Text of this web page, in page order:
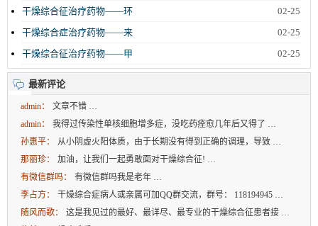
干燥综合征治疗药物——环
02-25
干燥综合症治疗药物——来
02-25
干燥综合征治疗药物——甲
02-25
最新评论
admin：
文章不错 …
admin：
我得过传染性单核细胞增多症，没吃药痊愈几年后又得了 …
孙惠平：
从小阴虚火阳体质，由于长期没有得到正确的调理，导致 …
那丽珍：
加油，让我们一起勇敢面对干燥综合征! …
有微信群吗：
有微信群吗我是老年 …
李占方：
干燥综合症病人或亲属可加QQ群交流，群号： 118194945 …
随风而歌：
这是我见过的最好、最详尽、最专业的干燥综合征患者接 …